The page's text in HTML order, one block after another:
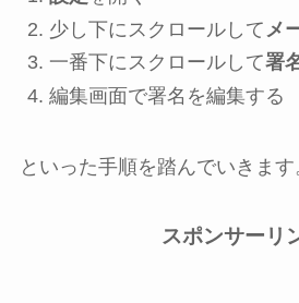
少し下にスクロールして メ
一番下にスクロールして署
編集画面で署名を編集する
といった手順を踏んでいきます
スポンサーリ